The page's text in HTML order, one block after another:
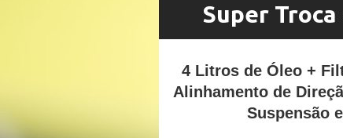
Super
4 Litros de Óleo +
Alinhamento de
Suspensão